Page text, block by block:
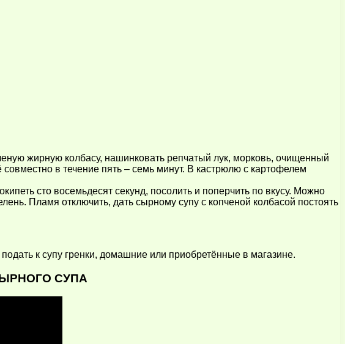
жирную колбасу, нашинковать репчатый лук, морковь, очищенный
в течение пять – семь минут. В кастрюлю с картофелем
сто восемьдесят секунд, посолить и поперчить по вкусу. Можно
Пламя отключить, дать сырному супу с копченой колбасой постоять
к супу гренки, домашние или приобретённые в магазине.
СУПА